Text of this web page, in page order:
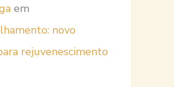
em
novo
rejuvenescimento